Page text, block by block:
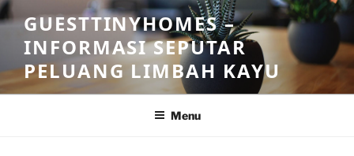
Skip
to
content
GUESTTINYHOMES –
INFORMASI SEPUTAR
PELUANG LIMBAH KAYU
Menu